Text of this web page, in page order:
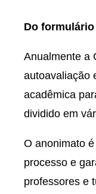
Do
Anualmente a
autoavaliação
acadêmica
dividido em
O anonimato
processo e
professores e